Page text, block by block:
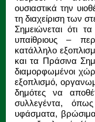
ουσιαστικά την
τη διαχείριση των
Σημειώνεται ότι
υπαίθριους –
κατάλληλο
και τα Πράσινα
διαμορφωμένοι
εξοπλισμό,
δημότες να
συλλεγέντα,
υφάσματα, βρώσιμα